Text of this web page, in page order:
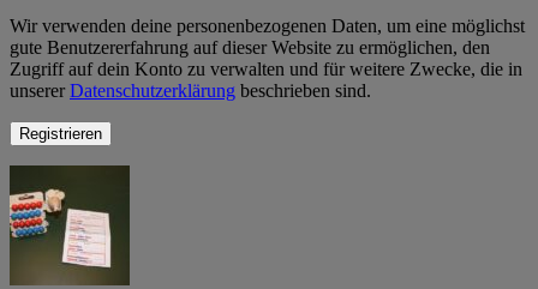
Wir verwenden deine personenbezogenen Daten, um eine möglichst
gute Benutzererfahrung auf dieser Website zu ermöglichen, den
Zugriff auf dein Konto zu verwalten und für weitere Zwecke, die in
unserer Datenschutzerklärung beschrieben sind.
Registrieren